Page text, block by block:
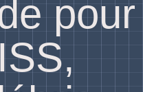
pour